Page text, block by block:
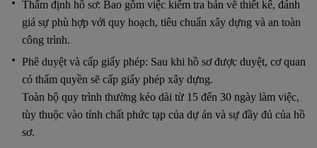
Thẩm định hồ sơ: Bao gồm việc kiểm tra bản vẽ thiết kế, đánh
giá sự phù hợp với quy hoạch, tiêu chuẩn xây dựng và an toàn
công trình.
Phê duyệt và cấp giấy phép: Sau khi hồ sơ được duyệt, cơ quan
có thẩm quyền sẽ cấp giấy phép xây dựng.
Toàn bộ quy trình thường kéo dài từ 15 đến 30 ngày làm việc,
tùy thuộc vào tính chất phức tạp của dự án và sự đầy đủ của hồ
sơ.